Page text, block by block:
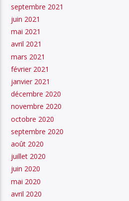
septembre 2021
juin 2021
mai 2021
avril 2021
mars 2021
février 2021
janvier 2021
décembre 2020
novembre 2020
octobre 2020
septembre 2020
août 2020
juillet 2020
juin 2020
mai 2020
avril 2020